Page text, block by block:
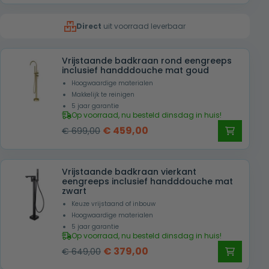
€ 819,00. € 369,00.
Direct uit voorraad leverbaar
Vrijstaande badkraan rond eengreeps
inclusief handddouche mat goud
Hoogwaardige materialen
Makkelijk te reinigen
5 jaar garantie
Op voorraad, nu besteld dinsdag in huis!
€699,00 Oorspronkelijke
was:
€ 699,00.
€ 459,00
is:
€ 459,00.
Vrijstaande badkraan vierkant
eengreeps inclusief handddouche mat
zwart
Keuze vrijstaand of inbouw
Hoogwaardige materialen
5 jaar garantie
Op voorraad, nu besteld dinsdag in huis!
€649,00 Oorspronkelijke
€ 379,00